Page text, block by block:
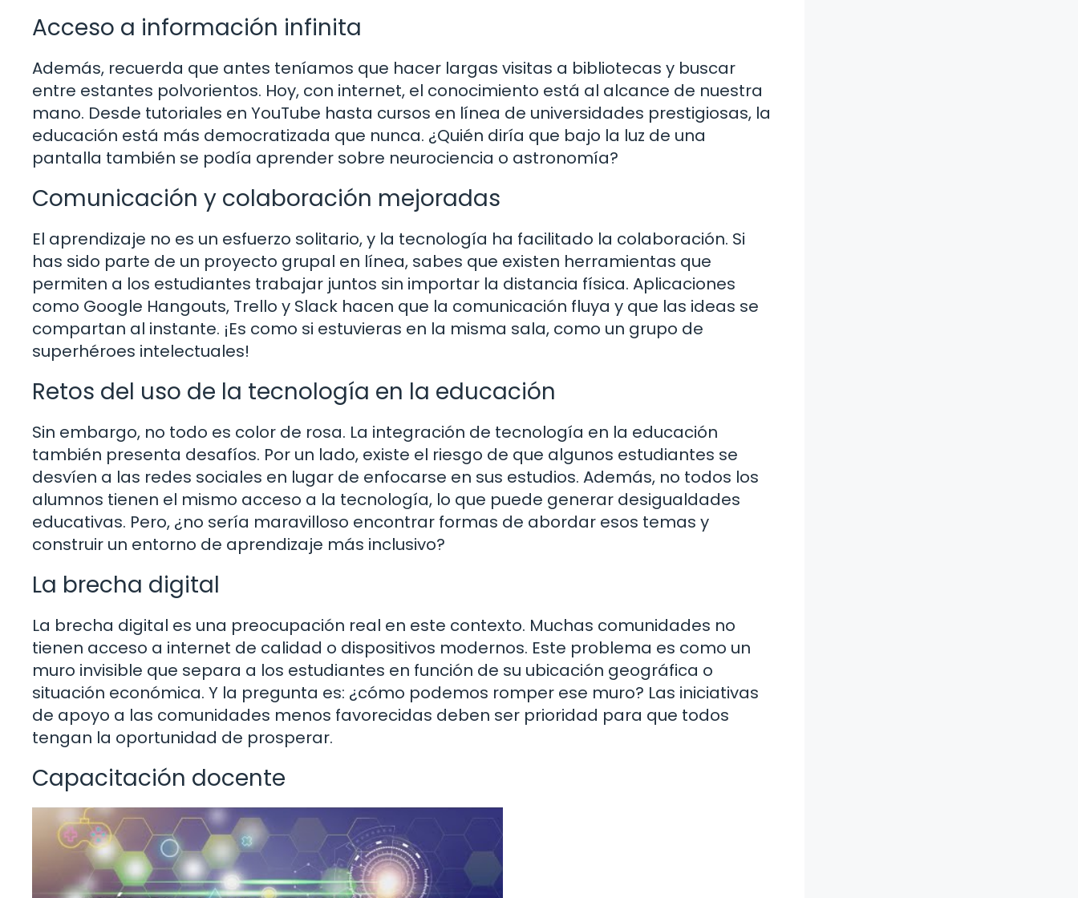
Acceso a información infinita
Además, recuerda que antes teníamos que hacer largas visitas a bibliotecas y buscar
entre estantes polvorientos. Hoy, con internet, el conocimiento está al alcance de nuestra
mano. Desde tutoriales en YouTube hasta cursos en línea de universidades prestigiosas, la
educación está más democratizada que nunca. ¿Quién diría que bajo la luz de una
pantalla también se podía aprender sobre neurociencia o astronomía?
Comunicación y colaboración mejoradas
El aprendizaje no es un esfuerzo solitario, y la tecnología ha facilitado la colaboración. Si
has sido parte de un proyecto grupal en línea, sabes que existen herramientas que
permiten a los estudiantes trabajar juntos sin importar la distancia física. Aplicaciones
como Google Hangouts, Trello y Slack hacen que la comunicación fluya y que las ideas se
compartan al instante. ¡Es como si estuvieras en la misma sala, como un grupo de
superhéroes intelectuales!
Retos del uso de la tecnología en la educación
Sin embargo, no todo es color de rosa. La integración de tecnología en la educación
también presenta desafíos. Por un lado, existe el riesgo de que algunos estudiantes se
desvíen a las redes sociales en lugar de enfocarse en sus estudios. Además, no todos los
alumnos tienen el mismo acceso a la tecnología, lo que puede generar desigualdades
educativas. Pero, ¿no sería maravilloso encontrar formas de abordar esos temas y
construir un entorno de aprendizaje más inclusivo?
La brecha digital
La brecha digital es una preocupación real en este contexto. Muchas comunidades no
tienen acceso a internet de calidad o dispositivos modernos. Este problema es como un
muro invisible que separa a los estudiantes en función de su ubicación geográfica o
situación económica. Y la pregunta es: ¿cómo podemos romper ese muro? Las iniciativas
de apoyo a las comunidades menos favorecidas deben ser prioridad para que todos
tengan la oportunidad de prosperar.
Capacitación docente